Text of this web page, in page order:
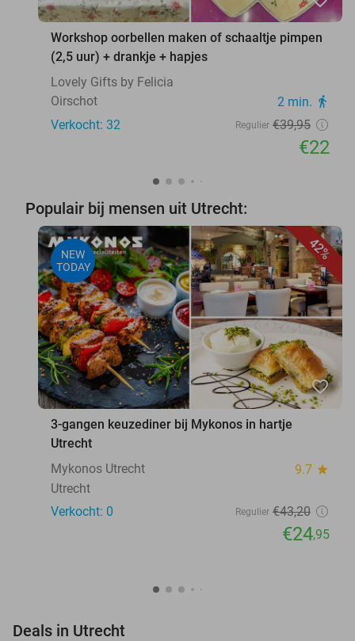
Workshop oorbellen maken of schaaltje pimpen
(2,5 uur) + drankje + hapjes
Lovely Gifts by Felicia
Oirschot
2 min. directions_walk
Verkocht: 32 Regulier €39,95
€22
Populair bij mensen uit Utrecht:
42%
NEW
TODAY
favorite_border
3-gangen keuzediner bij Mykonos in hartje
Utrecht
Mykonos Utrecht
9.7 star
Utrecht
Verkocht: 0
Regulier €43,20
€24,95
Deals in Utrecht